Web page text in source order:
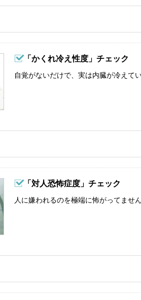
「かくれ冷え性度」チェック
自覚がないだけで、実は内臓が冷えてい
「対人恐怖症度」チェック
人に嫌われるのを極端に怖がってませ